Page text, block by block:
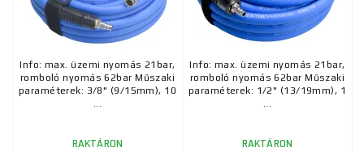
Info: max. üzemi nyomás 21bar,
romboló nyomás 62bar Műszaki
paraméterek: 3/8" (9/15mm), 10
...
RAKTÁRON
Info: max. üzemi nyomás 21bar,
romboló nyomás 62bar Műszaki
paraméterek: 1/2" (13/19mm), 1
...
RAKTÁRON